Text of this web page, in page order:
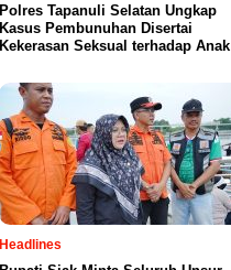
Polres Tapanuli Selatan Ungkap
Kasus Pembunuhan Disertai
Kekerasan Seksual terhadap Anak
Headlines